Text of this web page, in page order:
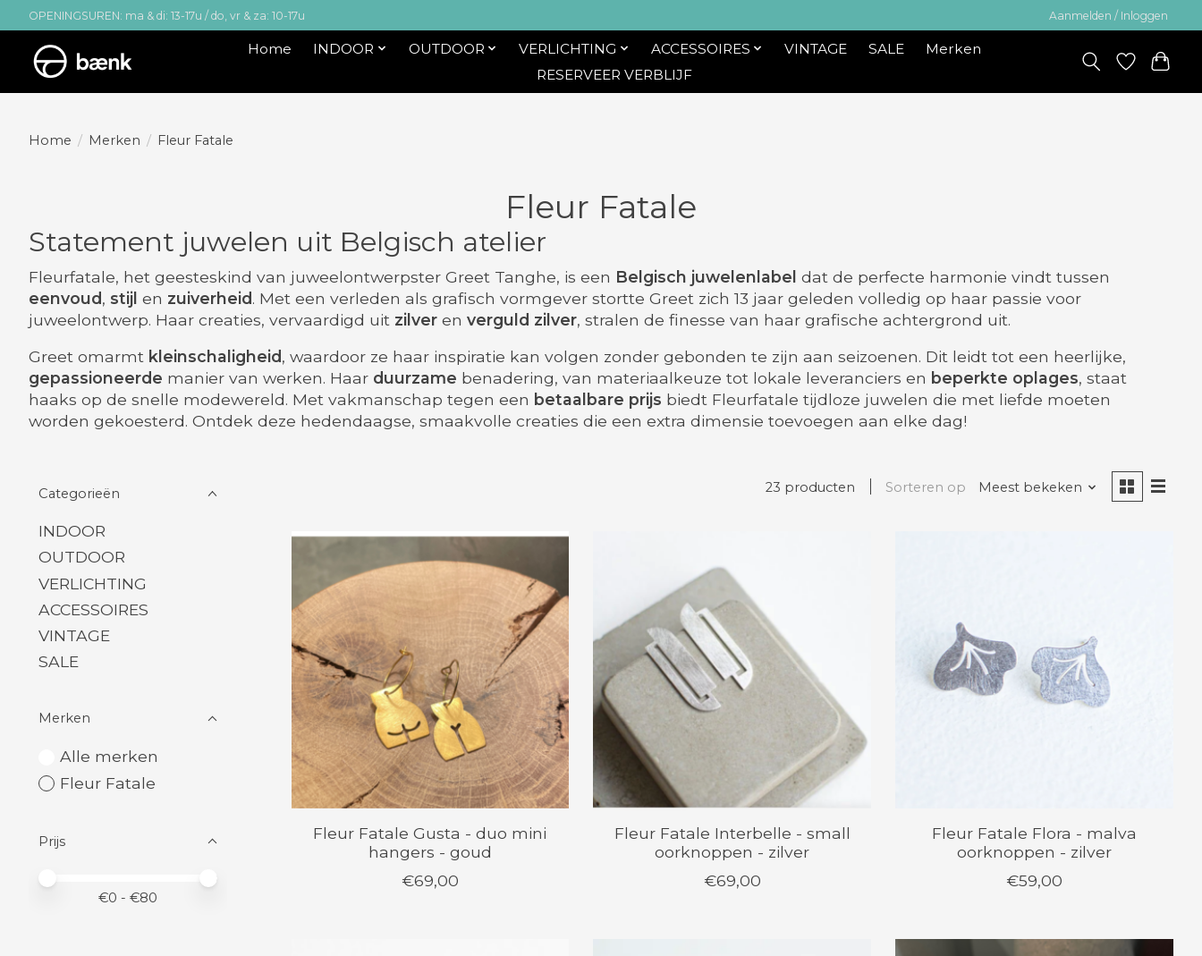
OPENINGSUREN: ma & di: 13-17u / do, vr & za: 10-17u Aanmelden / Inloggen
Home INDOOR OUTDOOR VERLICHTING ACCESSOIRES VINTAGE SALE
Merken
RESERVEER VERBLIJF
Home / Merken / Fleur Fatale
Fleur Fatale
Statement juwelen uit Belgisch atelier
Fleurfatale, het geesteskind van juweelontwerpster Greet Tanghe, is een Belgisch juwelenlabel dat de perfecte harmonie vindt tussen
eenvoud, stijl en zuiverheid. Met een verleden als grafisch vormgever stortte Greet zich 13 jaar geleden volledig op haar passie voor
juweelontwerp. Haar creaties, vervaardigd uit zilver en verguld zilver, stralen de finesse van haar grafische achtergrond uit.
Greet omarmt kleinschaligheid, waardoor ze haar inspiratie kan volgen zonder gebonden te zijn aan seizoenen. Dit leidt tot een heerlijke,
gepassioneerde manier van werken. Haar duurzame benadering, van materiaalkeuze tot lokale leveranciers en beperkte oplages, staat
haaks op de snelle modewereld. Met vakmanschap tegen een betaalbare prijs biedt Fleurfatale tijdloze juwelen die met liefde moeten
worden gekoesterd. Ontdek deze hedendaagse, smaakvolle creaties die een extra dimensie toevoegen aan elke dag!
Categorieën
INDOOR
OUTDOOR
VERLICHTING
ACCESSOIRES
VINTAGE
SALE
Merken
Alle merken
Fleur Fatale
Prijs
Minimale prijswaarde
Price maximum value
€0 - €80
23 producten Sorteren op Meest bekeken
Fleur Fatale Gusta - duo mini
hangers - goud
€69,00
Fleur Fatale Interbelle - small
oorknoppen - zilver
€69,00
Fleur Fatale Flora - malva
oorknoppen - zilver
€59,00